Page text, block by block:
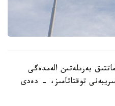
بەرىلەتىن الەمدەگى
توقتاتامىز، - دەدى